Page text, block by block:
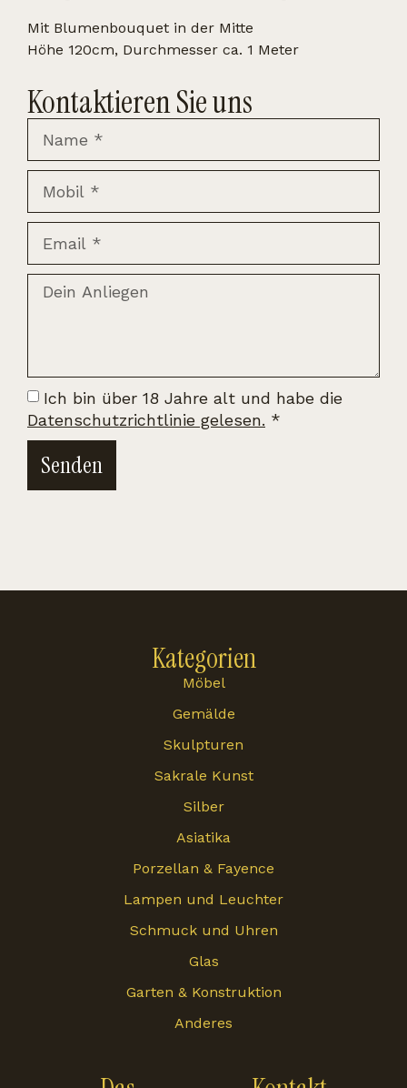
Mit Blumenbouquet in der Mitte
Höhe 120cm, Durchmesser ca. 1 Meter
Kontaktieren Sie uns
Ich bin über 18 Jahre alt und habe die
Datenschutzrichtlinie gelesen. *
Senden
Kategorien
Möbel
Gemälde
Skulpturen
Sakrale Kunst
Silber
Asiatika
Porzellan & Fayence
Lampen und Leuchter
Schmuck und Uhren
Glas
Garten & Konstruktion
Anderes